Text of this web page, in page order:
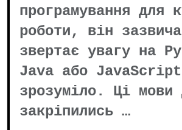
програмування для
роботи, він
звертає увагу на
Java або
зрозуміло. Ці мови
закріпились …